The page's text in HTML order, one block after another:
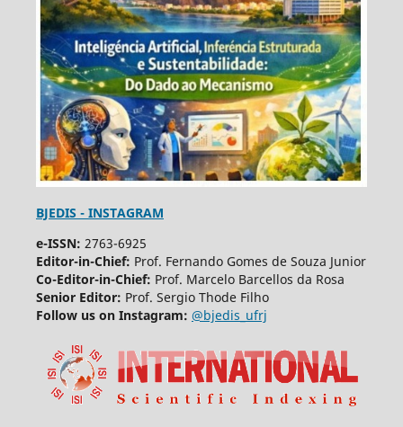
BJEDIS - INSTAGRAM
e-ISSN: 2763-6925
Editor-in-Chief: Prof. Fernando Gomes de Souza Junior
Co-Editor-in-Chief: Prof. Marcelo Barcellos da Rosa
Senior Editor: Prof. Sergio Thode Filho
Follow us on Instagram: @bjedis_ufrj